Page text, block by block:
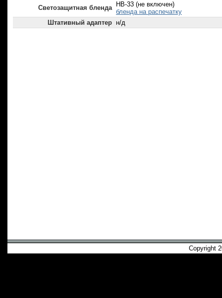
Светозащитная бленда
HB-33 (не включен)
бленда на распечатку
Штативный адаптер н/д
Copyright